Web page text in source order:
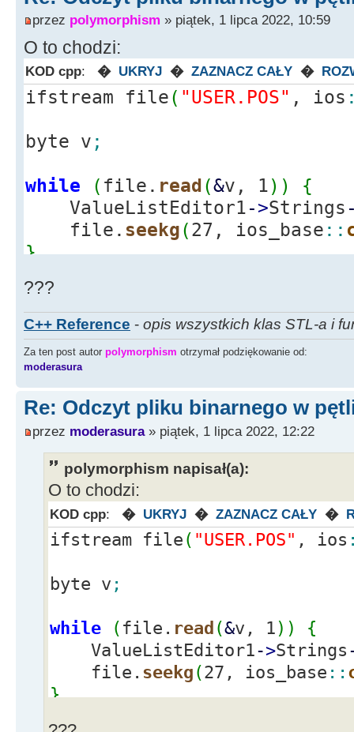
>Strings-
}
Edit34
Edit33 - > Text
" Bajtów";
delete
]
}
Edit34
Pliku!";
return;
}
przez polymorphism » piątek, 1 lipca 2022, 10:59
O to chodzi:
KOD cpp: � UKRYJ � ZAZNACZ CAŁY �
ifstream file( "USER.POS" , ios
byte v ;
while ( file. read (&v, 1) )
{
ValueListEditor1->Strings
file. seekg(27, ios_base ::
}
???
C++ Reference - opis wszystkich klas STL-a i
Za ten post autor polymorphism otrzymał podziękowanie od:
moderasura
Re: Odczyt pliku binarnego w
przez moderasura» piątek, 1 lipca 2022, 12:22
polymorphism napisał(a):
O to chodzi:
KOD cpp: � UKRYJ � ZAZNACZ CAŁY �
ifstream file ( "USER.POS" , ios
byte v ;
while ( file. read (&v, 1 ) )
{
ValueListEditor1->Strings
file. seekg (27, ios_base ::
}